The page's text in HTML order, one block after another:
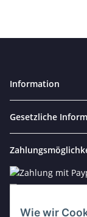
Wie wir
Information
Gesetzliche